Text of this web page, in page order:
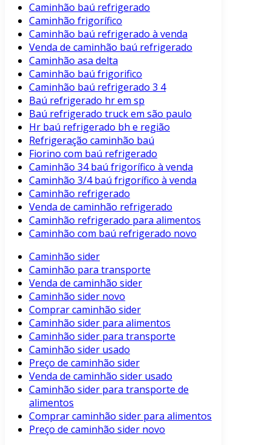
Caminhão baú refrigerado
Caminhão frigorífico
Caminhão baú refrigerado à venda
Venda de caminhão baú refrigerado
Caminhão asa delta
Caminhão baú frigorifico
Caminhão baú refrigerado 3 4
Baú refrigerado hr em sp
Baú refrigerado truck em são paulo
Hr baú refrigerado bh e região
Refrigeração caminhão baú
Fiorino com baú refrigerado
Caminhão 34 baú frigorífico à venda
Caminhão 3/4 baú frigorífico à venda
Caminhão refrigerado
Venda de caminhão refrigerado
Caminhão refrigerado para alimentos
Caminhão com baú refrigerado novo
Caminhão sider
Caminhão para transporte
Venda de caminhão sider
Caminhão sider novo
Comprar caminhão sider
Caminhão sider para alimentos
Caminhão sider para transporte
Caminhão sider usado
Preço de caminhão sider
Venda de caminhão sider usado
Caminhão sider para transporte de
alimentos
Comprar caminhão sider para alimentos
Preço de caminhão sider novo